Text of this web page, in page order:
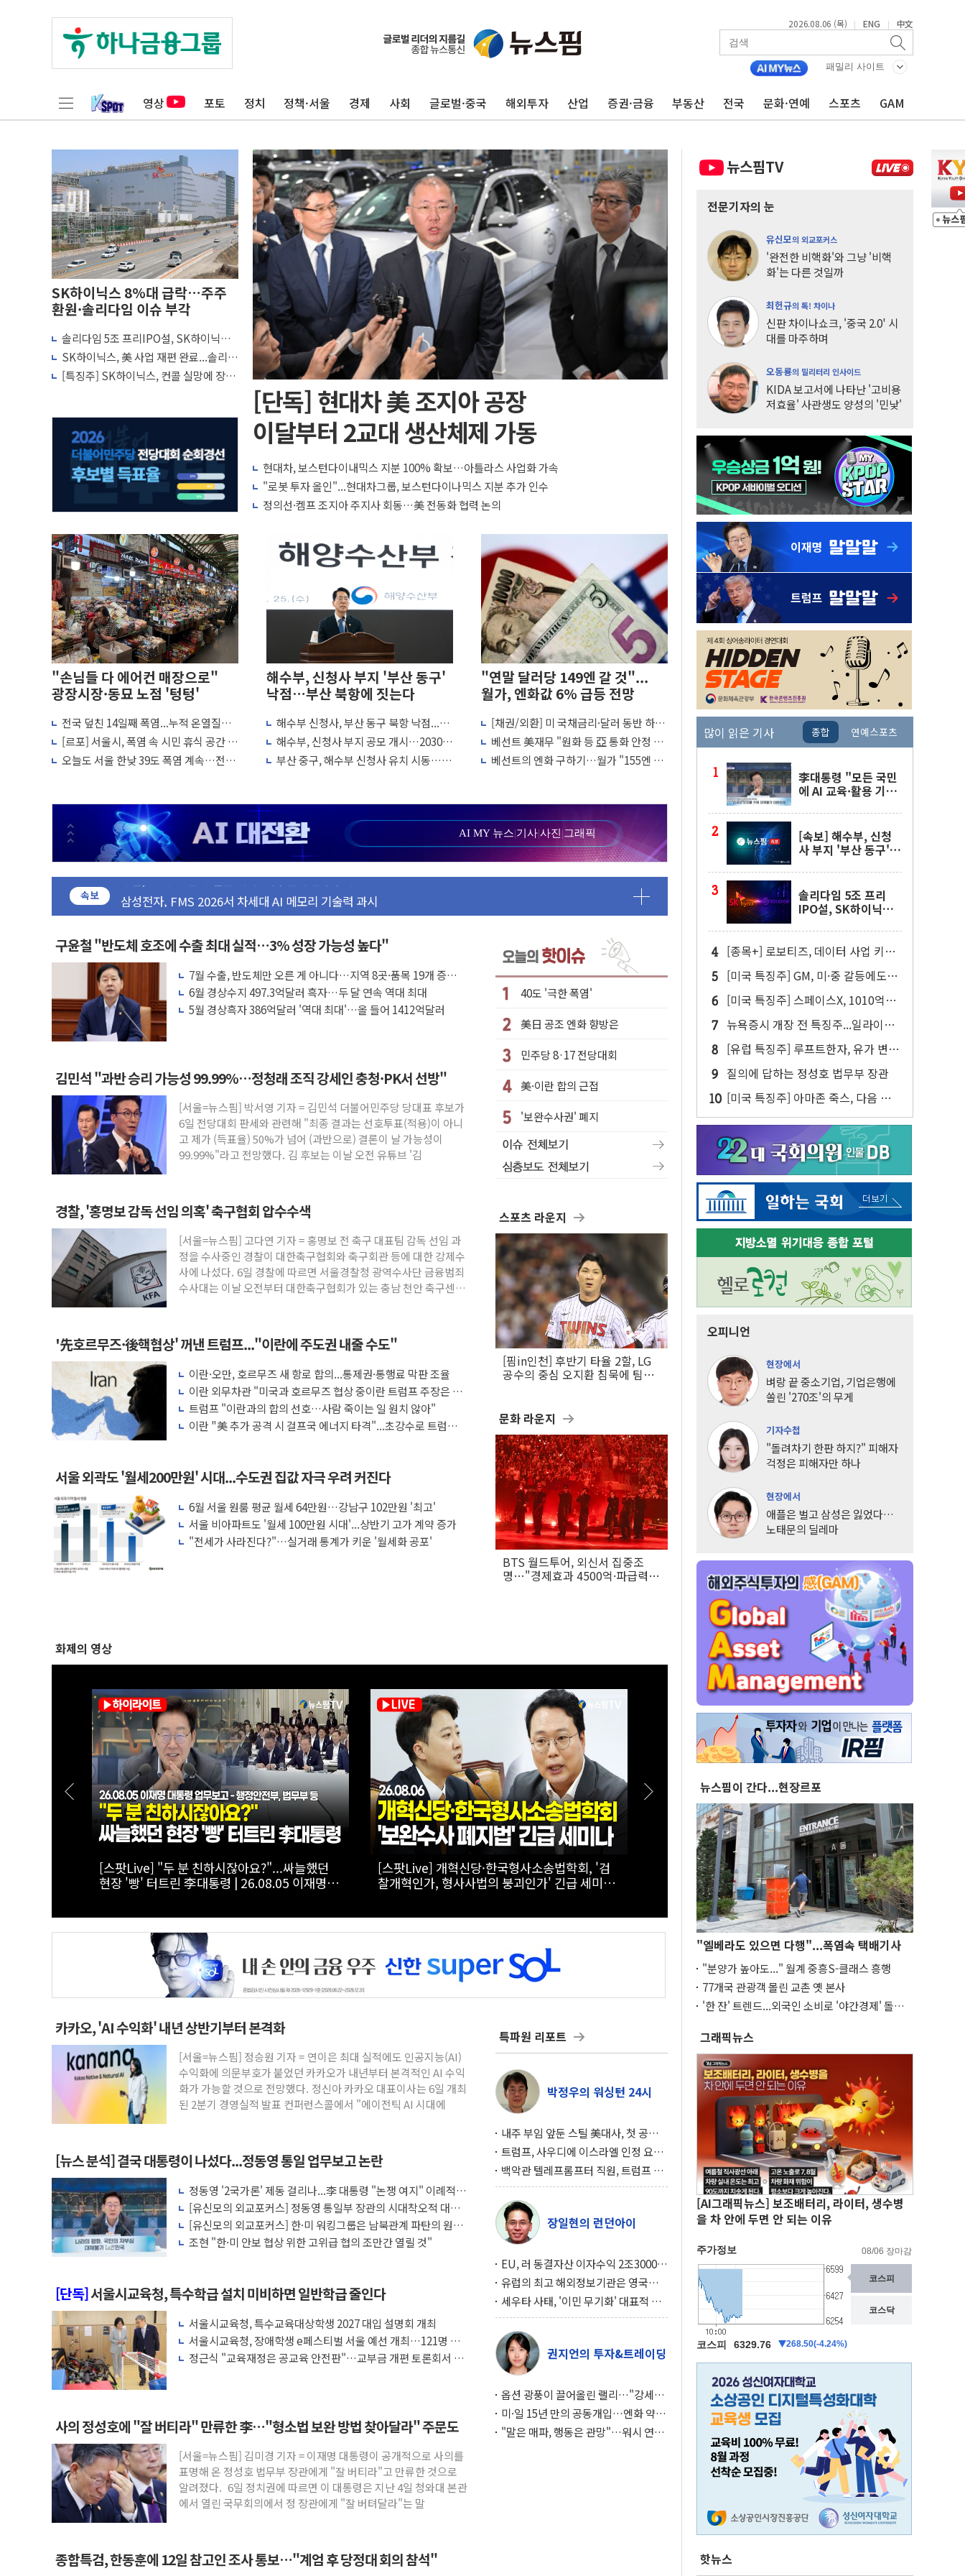
2026.08.06 (목) | ENG | 中文
패밀리 사이트
영상 포토 정치 정책·서울 경제 사회 글로벌·중국 해외투자 산업 증권·금융 부동산 전국 문화·연예 스포츠 GAM
SK하이닉스 8%대 급락…주주
환원·솔리다임 이슈 부각
솔리다임 5조 프리IPO설, SK하이닉스
"확정된 사항 없다"
SK하이닉스, 美 사업 재편 완료...솔리다
임 낸드 판매·R&D·인력 이전
[특징주] SK하이닉스, 컨콜 실망에 장중
[단독] 현대차 美 조지아 공장
이달부터 2교대 생산체제 가동
현대차, 보스턴다이내믹스 지분 100% 확보…아틀라스 사업화 가속
"로봇 투자 올인"...현대차그룹, 보스턴다이나믹스 지분 추가 인수
정의선·켐프 조지아 주지사 회동…美 전동화 협력 논의
"손님들 다 에어컨 매장으로"
광장시장·동묘 노점 '텅텅'
전국 덮친 14일째 폭염...누적 온열질환
2441명·사망 21명
[르포] 서울시, 폭염 속 시민 휴식 공간 강
화…열섬현상 완화에 집중
오늘도 서울 한낮 39도 폭염 계속…전북
해수부, 신청사 부지 '부산 동구'
낙점…부산 북항에 짓는다
해수부 신청사, 부산 동구 북항 낙점...교
통 편하고 기관 밀집
해수부, 신청사 부지 공모 개시…2030년
준공 예정
부산 중구, 해수부 신청사 유치 시동…주
"연말 달러당 149엔 갈 것"...
월가, 엔화값 6% 급등 전망
[채권/외환] 미 국채금리·달러 동반 하
락…유가 안정에 9월 금리 인상 기대 '후
퇴'
베선트 美재무 "원화 등 亞 통화 안정 위
해 엔화 매수 개입"
베선트의 엔화 구하기…월가 "155엔 못
AI MY 뉴스|기사|사진 |그래픽
속보
더본코리아 홍콩반점, '부산 돼지국밥짬뽕' 2주간 전국 한시 판매
ADT캡스, 매장 운영·보안 통합관리 앱 출시
LGU+, 국내 IDaaS 최초 클라우드 보안인증 획득
국내 최대 400MW 규모 해남 태양광발전 '첫삽'…남동발전, 재생에너지 '앞장'
카카오, 'AI 수익화' 내년 상반기부터 본격화
경찰, '홍명보 감독 선임 의혹' 축구협회 압수수색
삼성전자, FMS 2026서 차세대 AI 메모리 기술력 과시
LX하우시스 "역대급 폭염에 고단열 인테리어 관심 급증"
일 안 하고 '초과근무 수당' 챙긴 경찰관 2명 송치
토마토시스템 조길주·이강찬 대표, 자사주 매수
[특징주] 고려아연, 상반기 최대 실적에 13%대 급등
한·체코 항공편 주10회로 확대…신규 항공사 진입길 열려
SBI저축은행, 최고 연 7.7% '생활파킹통장' 출시
美중간선거 '색깔론' 덧씌우는 트럼프...당내선 "안 먹힌다" 균열
보훈부, 내년 워싱턴서 첫 '국제보훈컨퍼런스'… 한미동맹 상징성 부각
가온전선, 싱가포르 도시철도 전력망 구축 계약
정점식, '부산 돌려차기' 부적절 발언 논란 사과…"재발 방지 모든 조치"
[특징주] 美 반도체 약세에 S7 모두 '파란불'
정점식 "경찰, 민중 아닌 권력 지팡이 자처…보완수사권 폐지해도 되나"
구윤철 "반도체 호조에 수출 최대 실적…3% 성장 가능성 높다"
7월 수출, 반도체만 오른 게 아니다…지역 8곳·품목 19개 증가
세 '뚜렷'
6월 경상수지 497.3억달러 흑자…두 달 연속 역대 최대
5월 경상흑자 386억달러 '역대 최대'…올 들어 1412억달러
김민석 "과반 승리 가능성 99.99%…정청래 조직 강세인 충청·PK서 선방"
[서울=뉴스핌] 박서영 기자 = 김민석 더불어민주당 당대표 후보가
6일 전당대회 판세와 관련해 "최종 결과는 선호투표(적용)이 아니
고 제가 (득표율) 50%가 넘어 (과반으로) 결론이 날 가능성이
99.99%"라고 전망했다. 김 후보는 이날 오전 유튜브 '김
경찰, '홍명보 감독 선임 의혹' 축구협회 압수수색
[서울=뉴스핌] 고다연 기자 = 홍명보 전 축구 대표팀 감독 선임 과
정을 수사중인 경찰이 대한축구협회와 축구회관 등에 대한 강제수
사에 나섰다. 6일 경찰에 따르면 서울경찰청 광역수사단 금융범죄
수사대는 이날 오전부터 대한축구협회가 있는 충남 천안 축구센터
'先호르무즈·後핵협상' 꺼낸 트럼프..."이란에 주도권 내줄 수도"
이란·오만, 호르무즈 새 항로 합의...통제권·통행료 막판 조율
이란 외무차관 "미국과 호르무즈 협상 중이란 트럼프 주장은 거
짓"
트럼프 "이란과의 합의 선호…사람 죽이는 일 원치 않아"
이란 "美 추가 공격 시 걸프국 에너지 타격"...초강수로 트럼프
서울 외곽도 '월세200만원' 시대...수도권 집값 자극 우려 커진다
6월 서울 원룸 평균 월세 64만원…강남구 102만원 '최고'
서울 비아파트도 '월세 100만원 시대'...상반기 고가 계약 증가
"전세가 사라진다?"…실거래 통계가 키운 '월세화 공포'
40도 '극한 폭염'
美日 공조 엔화 향방은
민주당 8·17 전당대회
美·이란 합의 근접
'보완수사권' 폐지
스포츠 라운지
[핌in인천] 후반기 타율 2할, LG
공수의 중심 오지환 침묵에 팀도
문화 라운지
BTS 월드투어, 외신서 집중조
명…"경제효과 4500억·파급력
화제의 영상
[스팟Live] "개정형소법 안 읽어봤는데" 李대통
령 발언에 당황한듯한 정성호 장관?! | 26.08.05
[스팟Live] *풀영상* 장동혁, 형소법 안 봤다는
李대통령에 "역대급 망언...대통령 맞나"｜
[스팟Live] *풀영상* "조직의 명운 건다는 각오
로 환골탈태 해야"...경찰 조직의 전면적 쇄신 촉
구한 한병도 | 26.08.06 더불어민주당 정책조정
카카오, 'AI 수익화' 내년 상반기부터 본격화
[서울=뉴스핌] 정승원 기자 = 연이은 최대 실적에도 인공지능(AI)
수익화에 의문부호가 붙었던 카카오가 내년부터 본격적인 AI 수익
화가 가능할 것으로 전망했다. 정신아 카카오 대표이사는 6일 개최
된 2분기 경영실적 발표 컨퍼런스콜에서 "에이전틱 AI 시대에
[뉴스 분석] 결국 대통령이 나섰다...정동영 통일 업무보고 논란
정동영 '2국가론' 제동 걸리나...李 대통령 "논쟁 여지" 이례적
언급
[유신모의 외교포커스] 정동영 통일부 장관의 시대착오적 대북
인식
[유신모의 외교포커스] 한·미 워킹그룹은 남북관계 파탄의 원인
이 아니다
조현 "한·미 안보 협상 위한 고위급 협의 조만간 열릴 것"
[단독]서울시교육청, 특수학급 설치 미비하면 일반학급 줄인다
서울시교육청, 특수교육대상학생 2027 대입 설명회 개최
서울시교육청, 장애학생 e페스티벌 서울 예선 개최…121명 디
지털 역량 겨룬다
정근식 "교육재정은 공교육 안전판"…교부금 개편 토론회서 '유
사의 정성호에 "잘 버티라" 만류한 李…"형소법 보완 방법 찾아달라" 주문도
[서울=뉴스핌] 김미경 기자 = 이재명 대통령이 공개적으로 사의를
표명해 온 정성호 법무부 장관에게 "잘 버티라"고 만류한 것으로
알려졌다. 6일 정치권에 따르면 이 대통령은 지난 4일 청와대 본관
에서 열린 국무회의에서 정 장관에게 "잘 버텨달라"는 말
종합특검, 한동훈에 12일 참고인 조사 통보…"계엄 후 당정대 회의 참석"
특파원 리포트
박정우의 워싱턴 24시
내주 부임 앞둔 스틸 美대사, 첫 공개
행사서 "한미동맹 강화 최우선 과제"
트럼프, 사우디에 이스라엘 인정 요
구…원자력 협정 서명 하루 만에 좌초
위기
백악관 텔레프롬프터 직원, 트럼프 연
설 미리 보고 베팅 시장서 10만달러 챙
겨
장일현의 런던아이
EU, 러 동결자산 이자수익 2조3000억
우크라 지원… 지금까지 5차례 13조
달해
유럽의 최고 해외정보기관은 영국의
MI6… 2위는 프랑스의 대외안보총국
세우타 사태, '이민 무기화' 대표적 사
례… 경제 규모 10분의 1 모로코의 스
페인 압박 수단
권지언의 투자&트레이딩
옵션 광풍이 끌어올린 랠리…"강세장
이면에 과열 경고등"
미·일 15년 만의 공동개입…엔화 약세
와의 싸움은 끝나지 않았다
"말은 매파, 행동은 관망"…워시 연준,
뉴스핌TV
전문기자의 눈
유신모의 외교포커스
'완전한 비핵화'와 그냥 '비핵
화'는 다른 것일까
최헌규의 톡! 차이나
신판 차이나쇼크, '중국 2.0' 시
대를 마주하며
오동룡의 밀리터리 인사이드
KIDA 보고서에 나타난 '고비용
저효율' 사관생도 양성의 '민낯'
많이 읽은 기사 종합 연예스포츠
李대통령 "모든 국민
에 AI 교육·활용 기회
확대 강조
[속보] 해수부, 신청
사 부지 '부산 동구'
솔리다임 5조 프리
IPO설, SK하이닉스
[종목+] 로보티즈, 데이터 사업 키운
다…내년 '데이터 팩토리' 가동
[미국 특징주] GM, 미·중 갈등에도
中 합작 2047년까지 연장
[미국 특징주] 스페이스X, 1010억달
러 락업 해제 앞두고 주가 압박 가중
뉴욕증시 개장 전 특징주...일라이릴
리·아리스타네트웍스·디즈니↑ VS
써클·AMD·핀터레스트↓
[유럽 특징주] 루프트한자, 유가 변동
성에 연간 실적 전망 낮춰
질의에 답하는 정성호 법무부 장관
[미국 특징주] 아마존 죽스, 다음 주
라스베이거스에서 유료 로보택시 운
행 시작
오피니언
현장에서
벼랑 끝 중소기업, 기업은행에
쏠린 '270조'의 무게
기자수첩
"돌려차기 한판 하지?" 피해자
걱정은 피해자만 하나
현장에서
애플은 벌고 삼성은 잃었다…
노태문의 딜레마
뉴스핌이 간다...현장르포
"엘베라도 있으면 다행"...폭염속 택배기사
"분양가 높아도..." 월계 중흥S-클래스 흥행
77개국 관광객 몰린 교촌 옛 본사
'한 잔' 트렌드...외국인 소비로 '야간경제' 돌파
그래픽뉴스
[AI그래픽뉴스] 보조배터리, 라이터, 생수병
을 차 안에 두면 안 되는 이유
핫뉴스